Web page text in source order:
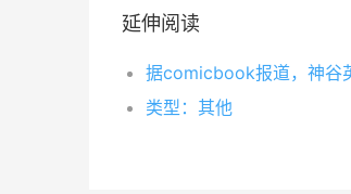
延伸阅读
类型：其他